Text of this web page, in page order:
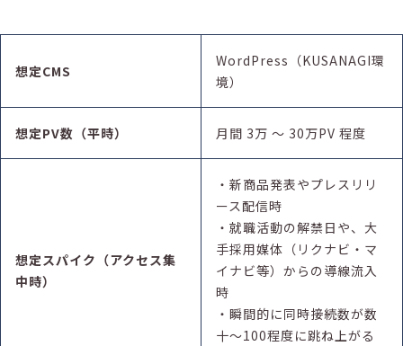
想定CMS
WordPress（KUSANAGI環
境）
想定PV数（平時） 月間 3万 〜 30万PV 程度
想定スパイク（アクセス集
中時）
・新商品発表やプレスリリ
ース配信時
・就職活動の解禁日や、大
手採用媒体（リクナビ・マ
イナビ等）からの導線流入
時
・瞬間的に同時接続数が数
十〜100程度に跳ね上がる